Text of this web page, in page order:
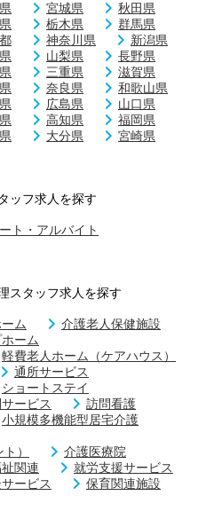
宮城県
秋田県
栃木県
群馬県
神奈川県
新潟県
山梨県
長野県
三重県
滋賀県
奈良県
和歌山県
広島県
山口県
高知県
福岡県
大分県
宮崎県
ッフ求人を探す
ト・アルバイト
スタッフ求人を探す
ム
介護老人保健施設
ーム
軽費老人ホーム（ケアハウス）
通所サービス
ショートステイ
ービス
訪問看護
小規模多機能型居宅介護
）
介護医療院
関連
就労支援サービス
ービス
保育関連施設